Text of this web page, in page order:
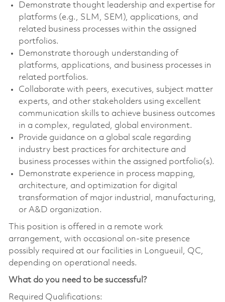
Demonstrate thought leadership and expertise for
platforms (e.g., SLM, SEM), applications, and
related business processes within the assigned
portfolios.
Demonstrate thorough understanding of
platforms, applications, and business processes in
related portfolios.
Collaborate with peers, executives, subject matter
experts, and other stakeholders using excellent
communication skills to achieve business outcomes
in a complex, regulated, global environment.
Provide guidance on a global scale regarding
industry best practices for architecture and
business processes within the assigned portfolio(s).
Demonstrate experience in process mapping,
architecture, and optimization for digital
transformation of major industrial, manufacturing,
or A&D organization.
This position is offered in a remote work
arrangement, with occasional on-site presence
possibly required at our facilities in Longueuil, QC,
depending on operational needs.
What do you need to be successful?
Required Qualifications: